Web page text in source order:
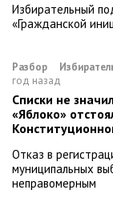
Избирательный
«Гражданской
Разбор
год назад
Списки не
«Яблоко»
Отказ в
муниципальных
неправомерным